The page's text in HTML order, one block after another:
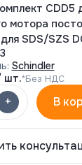
CDD5
мотора
SDS/SZS
Schindler
шт.*Без НДС
+ В